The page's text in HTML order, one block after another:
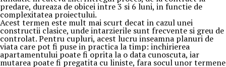
predare, dureaza de obicei intre 3 si 6 luni, in functie de
complexitatea proiectului.
Acest termen este mult mai scurt decat in cazul unei
constructii clasice, unde intarzierile sunt frecvente si greu de
controlat. Pentru cupluri, acest lucru inseamna planuri de
viata care pot fi puse in practica la timp: inchirierea
apartamentului poate fi oprita la o data cunoscuta, iar
mutarea poate fi pregatita cu liniste, fara socul unor termene